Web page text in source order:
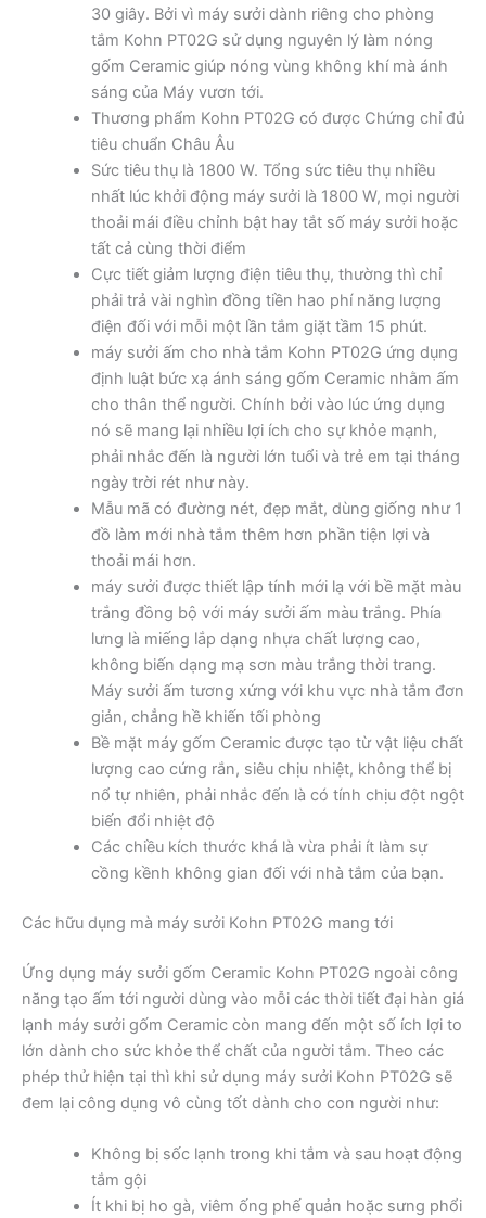
30 giây. Bởi vì máy sưởi dành riêng cho phòng
tắm Kohn PT02G sử dụng nguyên lý làm nóng
gốm Ceramic giúp nóng vùng không khí mà ánh
sáng của Máy vươn tới.
Thương phẩm Kohn PT02G có được Chứng chỉ đủ
tiêu chuẩn Châu Âu
Sức tiêu thụ là 1800 W. Tổng sức tiêu thụ nhiều
nhất lúc khởi động máy sưởi là 1800 W, mọi người
thoải mái điều chỉnh bật hay tắt số máy sưởi hoặc
tất cả cùng thời điểm
Cực tiết giảm lượng điện tiêu thụ, thường thì chỉ
phải trả vài nghìn đồng tiền hao phí năng lượng
điện đối với mỗi một lần tắm giặt tầm 15 phút.
máy sưởi ấm cho nhà tắm Kohn PT02G ứng dụng
định luật bức xạ ánh sáng gốm Ceramic nhằm ấm
cho thân thể người. Chính bởi vào lúc ứng dụng
nó sẽ mang lại nhiều lợi ích cho sự khỏe mạnh,
phải nhắc đến là người lớn tuổi và trẻ em tại tháng
ngày trời rét như này.
Mẫu mã có đường nét, đẹp mắt, dùng giống như 1
đồ làm mới nhà tắm thêm hơn phần tiện lợi và
thoải mái hơn.
máy sưởi được thiết lập tính mới lạ với bề mặt màu
trắng đồng bộ với máy sưởi ấm màu trắng. Phía
lưng là miếng lắp dạng nhựa chất lượng cao,
không biến dạng mạ sơn màu trắng thời trang.
Máy sưởi ấm tương xứng với khu vực nhà tắm đơn
giản, chẳng hề khiến tối phòng
Bề mặt máy gốm Ceramic được tạo từ vật liệu chất
lượng cao cứng rắn, siêu chịu nhiệt, không thể bị
nổ tự nhiên, phải nhắc đến là có tính chịu đột ngột
biến đổi nhiệt độ
Các chiều kích thước khá là vừa phải ít làm sự
cồng kềnh không gian đối với nhà tắm của bạn.
Các hữu dụng mà máy sưởi Kohn PT02G mang tới
Ứng dụng máy sưởi gốm Ceramic Kohn PT02G ngoài công
năng tạo ấm tới người dùng vào mỗi các thời tiết đại hàn giá
lạnh máy sưởi gốm Ceramic còn mang đến một số ích lợi to
lớn dành cho sức khỏe thể chất của người tắm. Theo các
phép thử hiện tại thì khi sử dụng máy sưởi Kohn PT02G sẽ
đem lại công dụng vô cùng tốt dành cho con người như:
Không bị sốc lạnh trong khi tắm và sau hoạt động
tắm gội
Ít khi bị ho gà, viêm ống phế quản hoặc sưng phổi